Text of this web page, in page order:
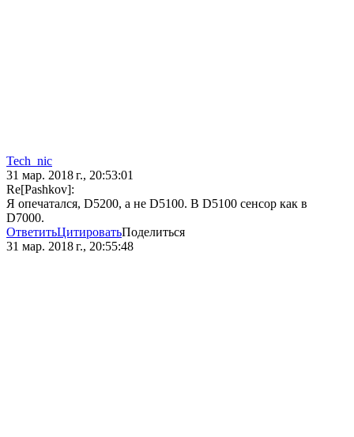
Tech_nic
31 мар. 2018 г., 20:53:01
Re[Pashkov]:
Я опечатался, D5200, а не D5100. В D5100 сенсор как в
D7000.
ОтветитьЦитироватьПоделиться
31 мар. 2018 г., 20:55:48